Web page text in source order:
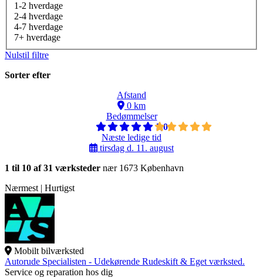
1-2 hverdage
2-4 hverdage
4-7 hverdage
7+ hverdage
Nulstil filtre
Sorter efter
Afstand
0 km
Bedømmelser
5,0
Næste ledige tid
tirsdag d. 11. august
1 til 10 af 31 værksteder nær 1673 København
Nærmest | Hurtigst
Mobilt bilværksted
Autorude Specialisten - Udekørende Rudeskift & Eget værksted.
Service og reparation hos dig